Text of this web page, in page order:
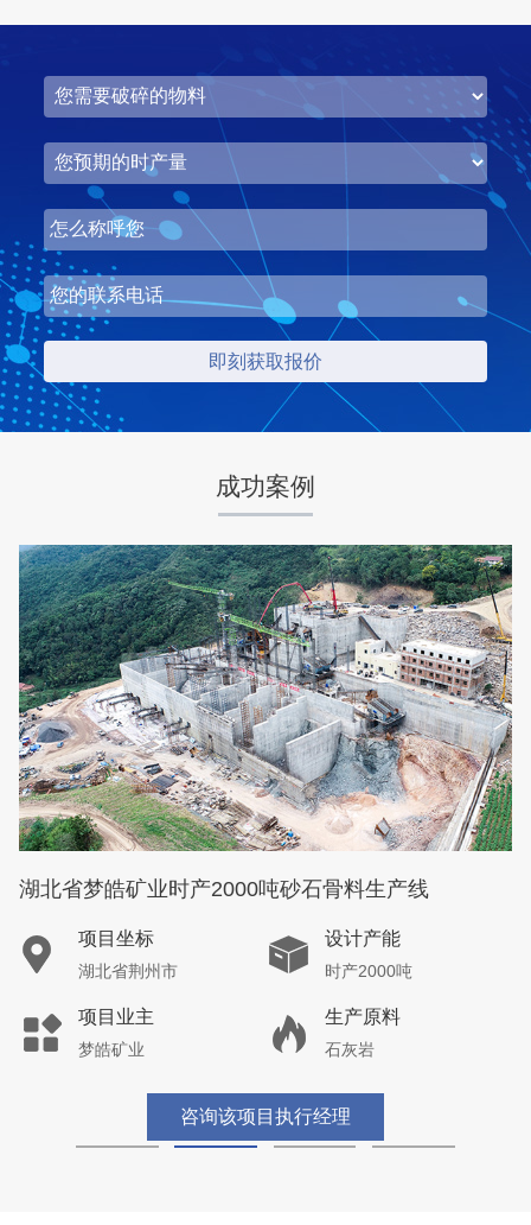
成功案例
湖北省中昇东浩荆门建材时产500-600吨机制砂项目
项目坐标
湖北省荆门市
设计产能
时产500-600吨
项目业主
中昇东浩荆门建材
生产原料
石灰石
咨询该项目执行经理
湖北省梦皓矿业时产2000吨砂石骨料生产线
项目坐标
湖北省荆州市
设计产能
时产2000吨
项目业主
梦皓矿业
生产原料
石灰岩
咨询该项目执行经理